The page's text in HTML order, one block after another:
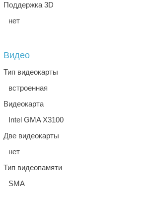
Поддержка 3D
нет
Видео
Тип видеокарты
встроенная
Видеокарта
Intel GMA X3100
Две видеокарты
нет
Тип видеопамяти
SMA